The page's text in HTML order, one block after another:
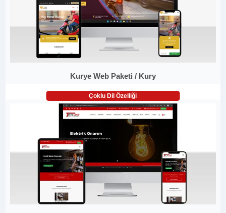
Kurye Web Paketi / Kury
Çoklu Dil Özelliği